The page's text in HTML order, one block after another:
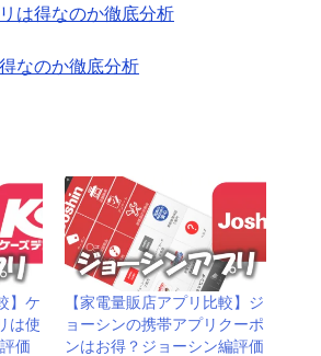
は得なのか徹底分析
なのか徹底分析
】ケ
は使
価
【家電量販店アプリ比較】ジ
ョーシンの携帯アプリクーポ
ンはお得？ジョーシン編評価